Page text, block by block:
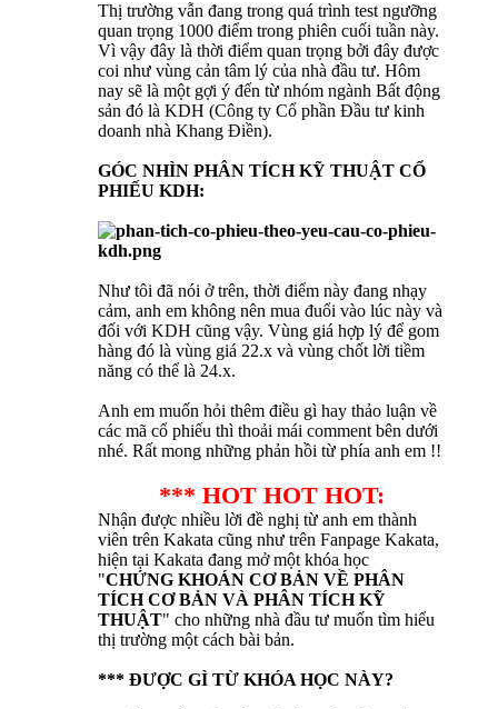
Thị trường vẫn đang trong quá trình test ngưỡng
quan trọng 1000 điểm trong phiên cuối tuần này.
Vì vậy đây là thời điểm quan trọng bởi đây được
coi như vùng cản tâm lý của nhà đầu tư. Hôm
nay sẽ là một gợi ý đến từ nhóm ngành Bất động
sản đó là KDH (Công ty Cổ phần Đầu tư kinh
doanh nhà Khang Điền).
GÓC NHÌN PHÂN TÍCH KỸ THUẬT CỔ
PHIẾU KDH:
Như tôi đã nói ở trên, thời điểm này đang nhạy
cảm, anh em không nên mua đuổi vào lúc này và
đối với KDH cũng vậy. Vùng giá hợp lý để gom
hàng đó là vùng giá 22.x và vùng chốt lời tiềm
năng có thể là 24.x.
Anh em muốn hỏi thêm điều gì hay thảo luận về
các mã cổ phiếu thì thoải mái comment bên dưới
nhé. Rất mong những phản hồi từ phía anh em !!
*** HOT HOT HOT:
Nhận được nhiều lời đề nghị từ anh em thành
viên trên Kakata cũng như trên Fanpage Kakata,
hiện tại Kakata đang mở một khóa học
"CHỨNG KHOÁN CƠ BẢN VỀ PHÂN
TÍCH CƠ BẢN VÀ PHÂN TÍCH KỸ
THUẬT" cho những nhà đầu tư muốn tìm hiểu
thị trường một cách bài bản.
*** ĐƯỢC GÌ TỪ KHÓA HỌC NÀY?